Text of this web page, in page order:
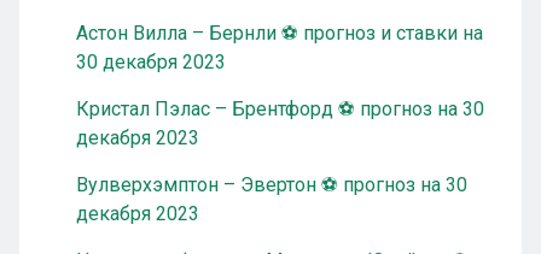
Астон Вилла – Бернли ⚽ прогноз и ставки на
30 декабря 2023
Кристал Пэлас – Брентфорд ⚽ прогноз на 30
декабря 2023
Вулверхэмптон – Эвертон ⚽ прогноз на 30
декабря 2023